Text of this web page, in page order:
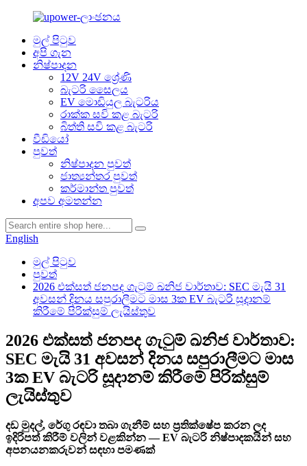
මුල් පිටුව
අපි ගැන
නිෂ්පාදන
12V 24V ශ්‍රේණි
බැටරි සෛලය
EV මොඩියුල බැටරිය
රාක්ක සවි කළ බැටරි
බිත්ති සවි කළ බැටරි
වීඩියෝ
පුවත්
නිෂ්පාදන පුවත්
ජාත්‍යන්තර පුවත්
කර්මාන්ත පුවත්
අපව අමතන්න
English
මුල් පිටුව
පුවත්
2026 එක්සත් ජනපද ගැටුම් ඛනිජ වාර්තාව: SEC මැයි 31
අවසන් දිනය සපුරාලීමට මාස 3ක EV බැටරි සූදානම්
කිරීමේ පිරික්සුම් ලැයිස්තුව
2026 එක්සත් ජනපද ගැටුම් ඛනිජ වාර්තාව:
SEC මැයි 31 අවසන් දිනය සපුරාලීමට මාස
3ක EV බැටරි සූදානම් කිරීමේ පිරික්සුම්
ලැයිස්තුව
දඩ මුදල්, රේගු රඳවා තබා ගැනීම් සහ ප්‍රතික්ෂේප කරන ලද
ඉදිරිපත් කිරීම් වලින් වළකින්න — EV බැටරි නිෂ්පාදකයින් සහ
අපනයනකරුවන් සඳහා පමණක්